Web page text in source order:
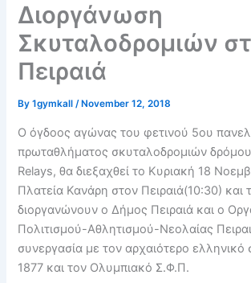
Διοργάνωση
Σκυταλοδρομιών
Πειραιά
By1gymkall/ November 12, 2018
Ο όγδοος αγώνας του φετινού 5ου
πρωταθλήματος σκυταλοδρομιών
Relays, θα διεξαχθεί το Κυριακή 18
Πλατεία Κανάρη στον Πειραιά(10:30) και
διοργανώνουν ο Δήμος Πειραιά και ο
Πολιτισμού-Αθλητισμού-Νεολαίας
συνεργασία με τον αρχαιότερο
1877 και τον Ολυμπιακό Σ.Φ.Π.